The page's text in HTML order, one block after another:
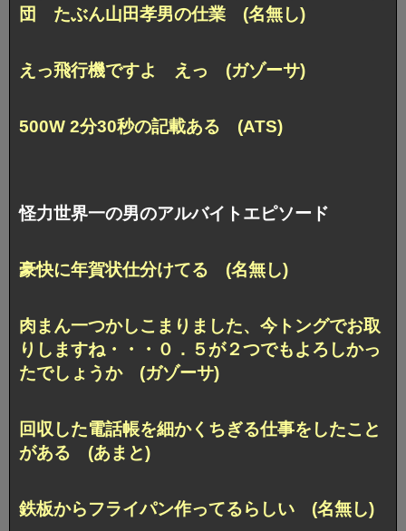
団 たぶん山田孝男の仕業 (名無し)
えっ飛行機ですよ えっ (ガゾーサ)
500W 2分30秒の記載ある (ATS)
怪力世界一の男のアルバイトエピソード
豪快に年賀状仕分けてる (名無し)
肉まん一つかしこまりました、今トングでお取
りしますね・・・０．５が２つでもよろしかっ
たでしょうか (ガゾーサ)
回収した電話帳を細かくちぎる仕事をしたこと
がある (あまと)
鉄板からフライパン作ってるらしい (名無し)